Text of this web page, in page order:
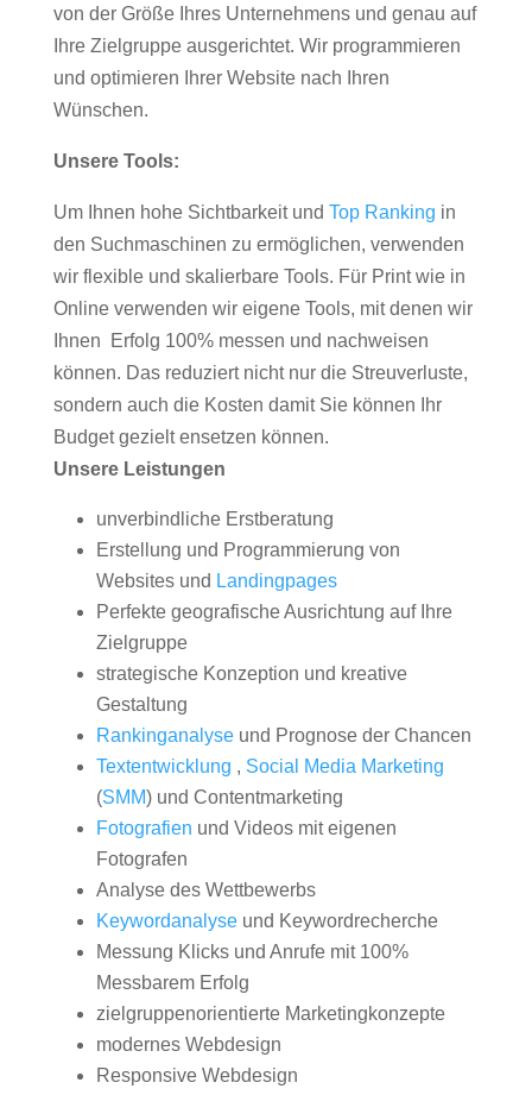
von der Größe Ihres Unternehmens und genau auf
Ihre Zielgruppe ausgerichtet. Wir programmieren
und optimieren Ihrer Website nach Ihren
Wünschen.
Unsere Tools:
Um Ihnen hohe Sichtbarkeit und Top Ranking in
den Suchmaschinen zu ermöglichen, verwenden
wir flexible und skalierbare Tools. Für Print wie in
Online verwenden wir eigene Tools, mit denen wir
Ihnen Erfolg 100% messen und nachweisen
können. Das reduziert nicht nur die Streuverluste,
sondern auch die Kosten damit Sie können Ihr
Budget gezielt ensetzen können.
Unsere Leistungen
unverbindliche Erstberatung
Erstellung und Programmierung von
Websites und Landingpages
Perfekte geografische Ausrichtung auf Ihre
Zielgruppe
strategische Konzeption und kreative
Gestaltung
Rankinganalyseund Prognose der Chancen
Textentwicklung , Social Media Marketing
(SMM) und Contentmarketing
Fotografien und Videos mit eigenen
Fotografen
Analyse des Wettbewerbs
Keywordanalyseund Keywordrecherche
Messung Klicks und Anrufe mit 100%
Messbarem Erfolg
zielgruppenorientierte Marketingkonzepte
modernes Webdesign
Responsive Webdesign